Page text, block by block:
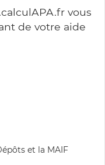
vous
de votre aide